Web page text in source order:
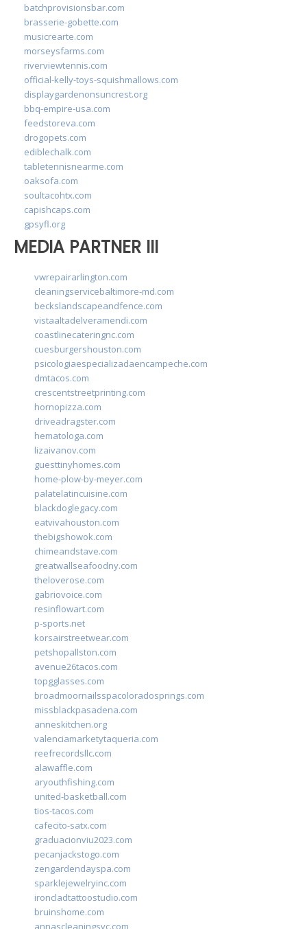
batchprovisionsbar.com
brasserie-gobette.com
musicrearte.com
morseysfarms.com
riverviewtennis.com
official-kelly-toys-squishmallows.com
displaygardenonsuncrest.org
bbq-empire-usa.com
feedstoreva.com
drogopets.com
ediblechalk.com
tabletennisnearme.com
oaksofa.com
soultacohtx.com
capishcaps.com
gpsyfl.org
MEDIA PARTNER III
vwrepairarlington.com
cleaningservicebaltimore-md.com
beckslandscapeandfence.com
vistaaltadelveramendi.com
coastlinecateringnc.com
cuesburgershouston.com
psicologiaespecializadaencampeche.com
dmtacos.com
crescentstreetprinting.com
hornopizza.com
driveadragster.com
hematologa.com
lizaivanov.com
guesttinyhomes.com
home-plow-by-meyer.com
palatelatincuisine.com
blackdoglegacy.com
eatvivahouston.com
thebigshowok.com
chimeandstave.com
greatwallseafoodny.com
theloverose.com
gabriovoice.com
resinflowart.com
p-sports.net
korsairstreetwear.com
petshopallston.com
avenue26tacos.com
topgglasses.com
broadmoornailsspacoloradosprings.com
missblackpasadena.com
anneskitchen.org
valenciamarketytaqueria.com
reefrecordsllc.com
alawaffle.com
aryouthfishing.com
united-basketball.com
tios-tacos.com
cafecito-satx.com
graduacionviu2023.com
pecanjackstogo.com
zengardendayspa.com
sparklejewelryinc.com
ironcladtattoostudio.com
bruinshome.com
annascleaningsvc.com